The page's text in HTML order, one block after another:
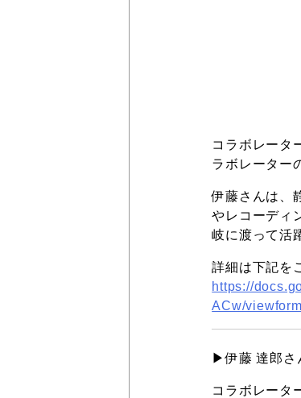
コラボレータ
ラボレーター
伊藤さんは、
やレコーディ
岐に渡って活
詳細は下記を
https://
ACw/viewform
▶︎伊藤 達郎さ
コラボレータ